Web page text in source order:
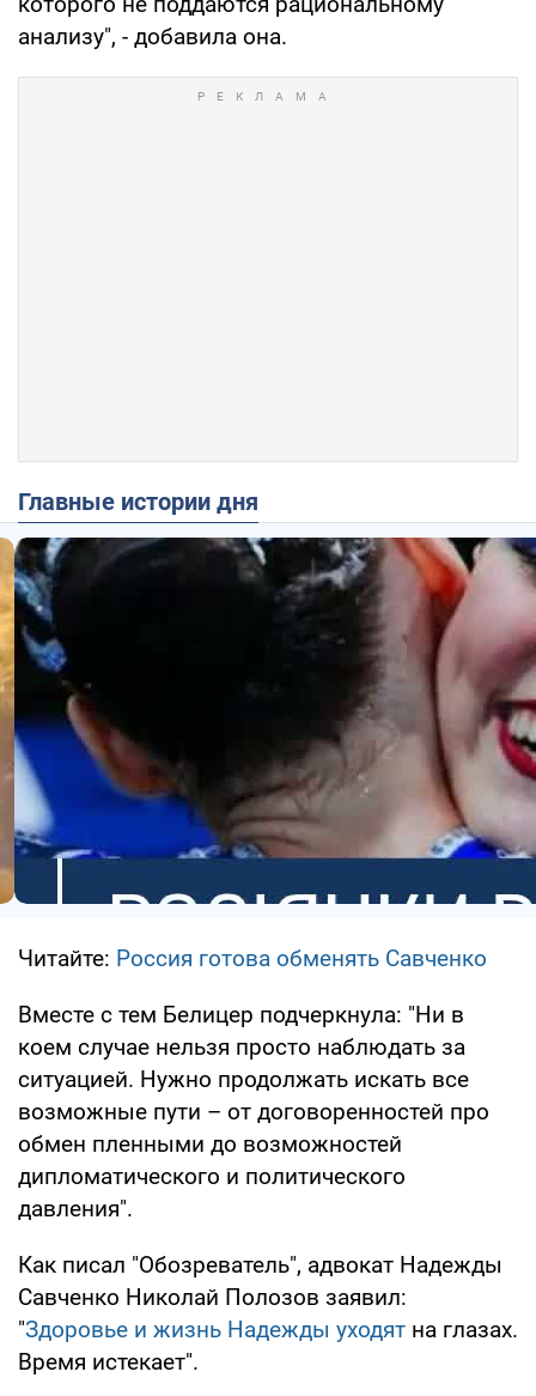
анализу", - добавила она.
Главные истории дня
Читайте: Россия готова обменять Савченко
Вместе с тем Белицер подчеркнула: "Ни в
коем случае нельзя просто наблюдать за
ситуацией. Нужно продолжать искать все
возможные пути – от договоренностей про
обмен пленными до возможностей
дипломатического и политического
давления".
Как писал "Обозреватель", адвокат Надежды
Савченко Николай Полозов заявил:
"Здоровье и жизнь Надежды уходят на глазах.
Время истекает".